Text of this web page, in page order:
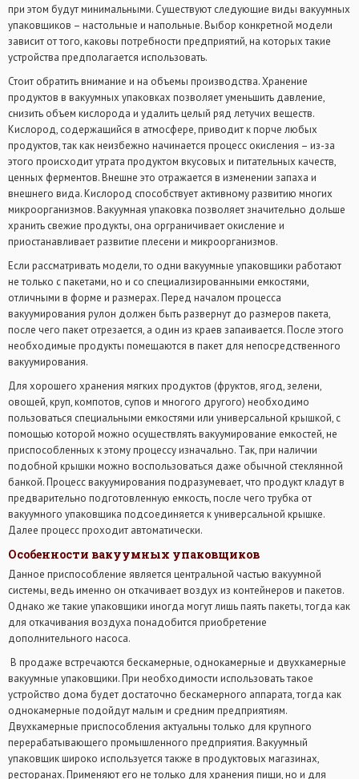
при этом будут минимальными. Существуют следующие виды вакуумных
упаковщиков – настольные и напольные. Выбор конкретной модели
зависит от того, каковы потребности предприятий, на которых такие
устройства предполагается использовать.
Стоит обратить внимание и на объемы производства. Хранение
продуктов в вакуумных упаковках позволяет уменьшить давление,
снизить объем кислорода и удалить целый ряд летучих веществ.
Кислород, содержащийся в атмосфере, приводит к порче любых
продуктов, так как неизбежно начинается процесс окисления – из-за
этого происходит утрата продуктом вкусовых и питательных качеств,
ценных ферментов. Внешне это отражается в изменении запаха и
внешнего вида. Кислород способствует активному развитию многих
микроорганизмов. Вакуумная упаковка позволяет значительно дольше
хранить свежие продукты, она орграничивает окисление и
приостанавливает развитие плесени и микроорганизмов.
Если рассматривать модели, то одни вакуумные упаковщики работают
не только с пакетами, но и со специализированными емкостями,
отличными в форме и размерах. Перед началом процесса
вакуумирования рулон должен быть развернут до размеров пакета,
после чего пакет отрезается, а один из краев запаивается. После этого
необходимые продукты помещаются в пакет для непосредственного
вакуумирования.
Для хорошего хранения мягких продуктов (фруктов, ягод, зелени,
овощей, круп, компотов, супов и многого другого) необходимо
пользоваться специальными емкостями или универсальной крышкой, с
помощью которой можно осуществлять вакуумирование емкостей, не
приспособленных к этому процессу изначально. Так, при наличии
подобной крышки можно воспользоваться даже обычной стеклянной
банкой. Процесс вакуумирования подразумевает, что продукт кладут в
предварительно подготовленную емкость, после чего трубка от
вакуумного упаковщика подсоединяется к универсальной крышке.
Далее процесс проходит автоматически.
Особенности вакуумных упаковщиков
Данное приспособление является центральной частью вакуумной
системы, ведь именно он откачивает воздух из контейнеров и пакетов.
Однако же такие упаковщики иногда могут лишь паять пакеты, тогда как
для откачивания воздуха понадобится приобретение
дополнительного насоса.
В продаже встречаются бескамерные, однокамерные и двухкамерные
вакуумные упаковщики. При необходимости использовать такое
устройство дома будет достаточно бескамерного аппарата, тогда как
однокамерные подойдут малым и средним предприятиям.
Двухкамерные приспособления актуальны только для крупного
перерабатывающего промышленного предприятия. Вакуумный
упаковщик широко используется также в продуктовых магазинах,
ресторанах. Применяют его не только для хранения пищи, но и для